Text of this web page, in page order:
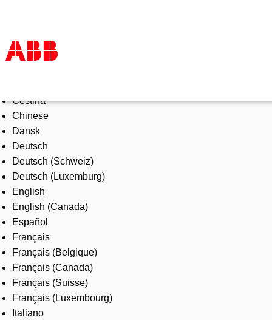
Products & Solutions
Industries
Services
About us
Where to buy
Contact us
Careers
Čeština
Chinese
Dansk
Deutsch
Deutsch (Schweiz)
Deutsch (Luxemburg)
English
English (Canada)
Español
Français
Français (Belgique)
Français (Canada)
Français (Suisse)
Français (Luxembourg)
Italiano